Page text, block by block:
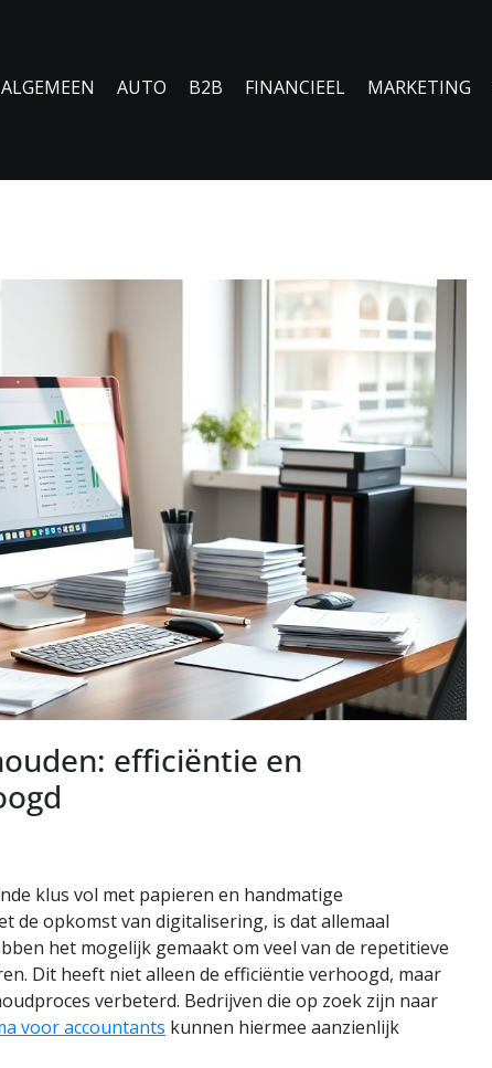
ALGEMEEN AUTO B2B FINANCIEEL MARKETING
efficiëntie en
klus vol met papieren en handmatige
de opkomst van digitalisering, is dat allemaal
het mogelijk gemaakt om veel van de repetitieve
Dit heeft niet alleen de efficiëntie verhoogd, maar
verbeterd. Bedrijven die op zoek zijn naar
voor accountants kunnen hiermee aanzienlijk